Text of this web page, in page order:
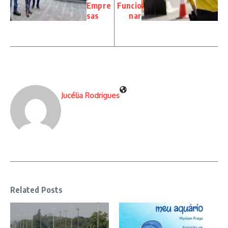
Empre
sas
Funcio
nar
Jucélia Rodrigues
Related Posts